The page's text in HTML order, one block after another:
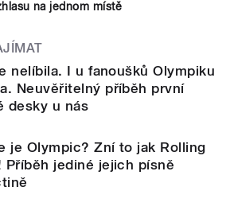
na jednom místě
nelíbila. I u fanoušků Olympiku
Neuvěřitelný příběh první
desky u nás
je Olympic? Zní to jak Rolling
Příběh jediné jejich písně